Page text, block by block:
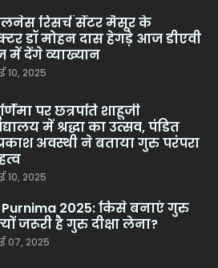
रिसर्च सेंटर मैसूर के
डॉ मोहन दास हेगड़े आज डीएवी
में देंगे व्याख्यान
10, 2025
पर छत्रपति शाहूजी
में श्रद्धा का उत्सव, पंडित
अवस्थी ने बताया गुरु परंपरा
10, 2025
Purnima 2025: किसे बनाएं गुरु
जरूरी है गुरु दीक्षा लेना?
07, 2025